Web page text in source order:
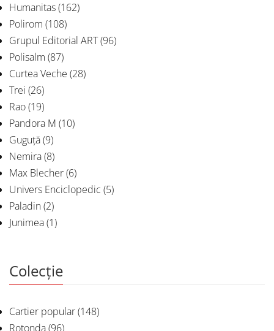
Humanitas(162)
Polirom (108)
Grupul Editorial ART(96)
Polisalm (87)
Curtea Veche (28)
Trei (26)
Rao(19)
Pandora M (10)
Guguță(9)
Nemira(8)
Max Blecher(6)
Univers Enciclopedic (5)
Paladin(2)
Junimea(1)
Colecție
Cartier popular(148)
Rotonda(96)